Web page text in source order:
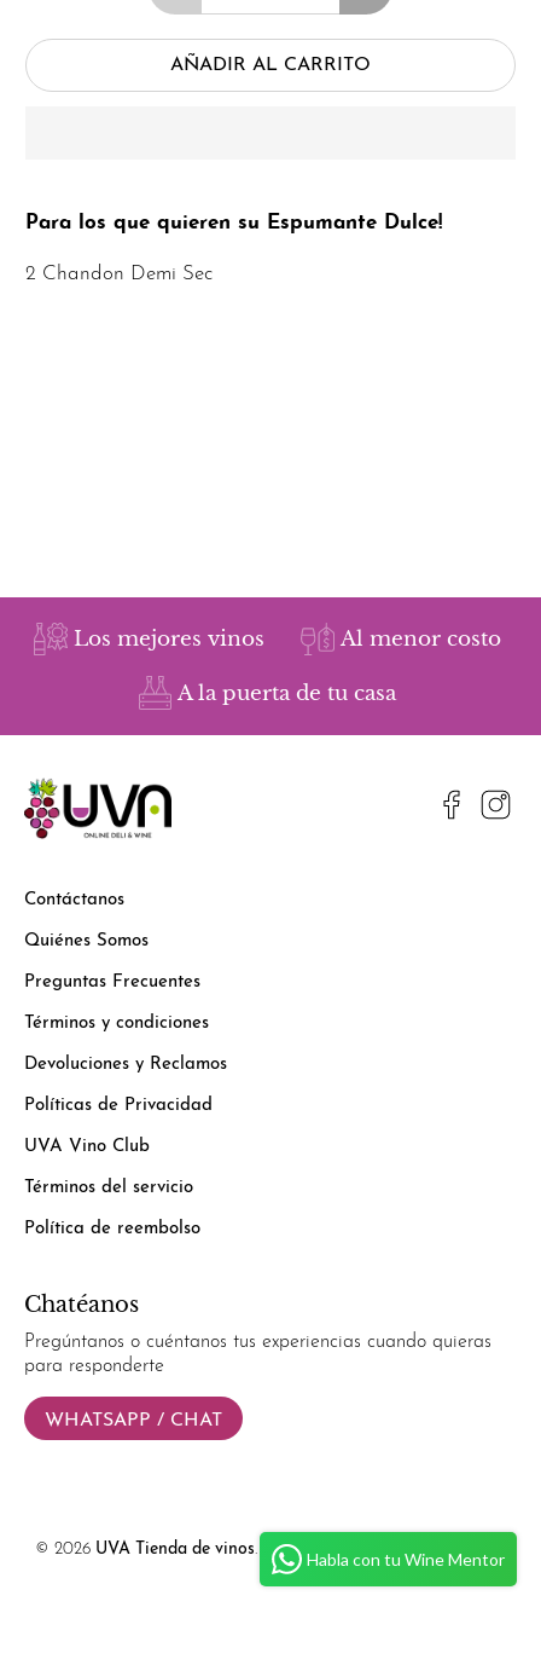
AÑADIR AL CARRITO
Para los que quieren su Espumante Dulce!
2 Chandon Demi Sec
Los mejores vinos Al menor costo
A la puerta de tu casa
Contáctanos
Quiénes Somos
Preguntas Frecuentes
Términos y condiciones
Devoluciones y Reclamos
Políticas de Privacidad
UVA Vino Club
Términos del servicio
Política de reembolso
Chatéanos
Pregúntanos o cuéntanos tus experiencias cuando quieras
para responderte
WHATSAPP / CHAT
© 2026 UVA Tienda de vinos. Powered byHabla con tu Wine Mentor